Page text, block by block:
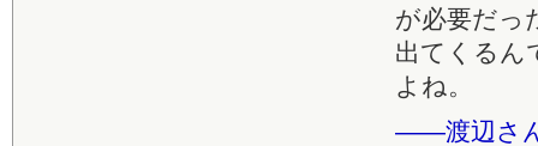
が必要だっ
出てくるん
よね。
――渡辺さ